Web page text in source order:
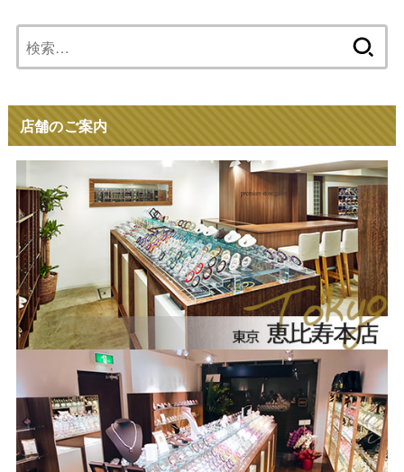
索:
店舗のご案内